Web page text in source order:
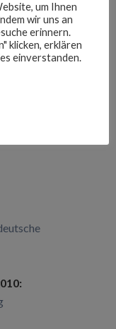
Henry
um Ihnen
wir uns an
erinnern.
klicken, erklären
einverstanden.